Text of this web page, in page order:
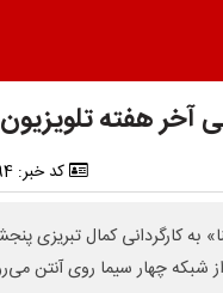
آخر هفته تلویزیون
کد خبر: 1396494